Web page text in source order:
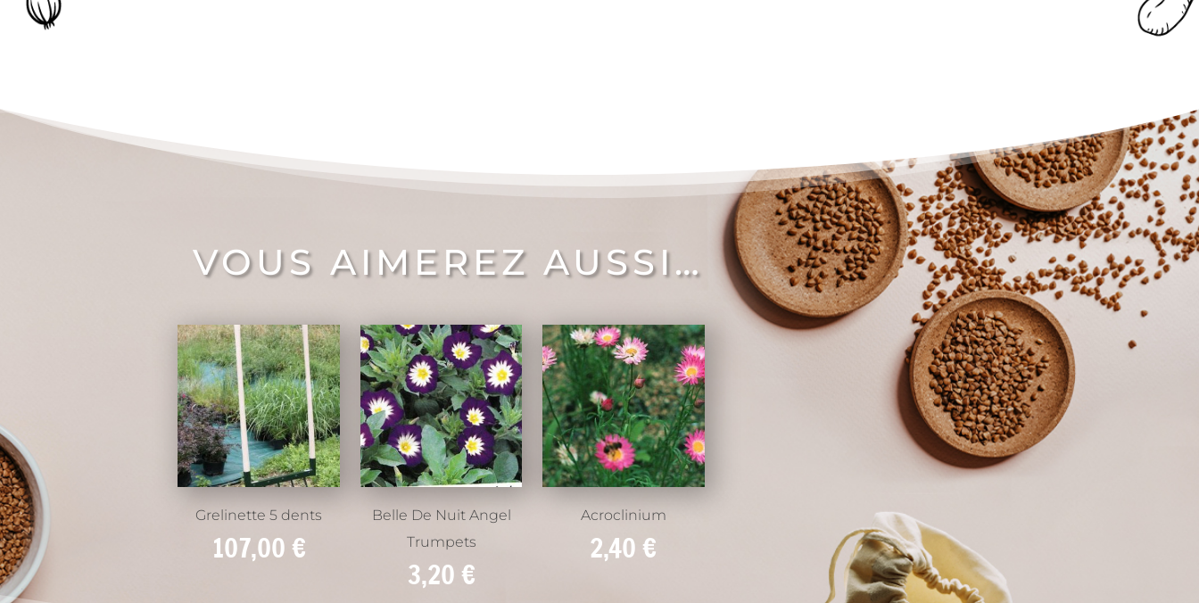
VOUS AIMEREZ AUSSI…
Grelinette 5 dents
107,00 €
Belle De Nuit Angel
Trumpets
3,20 €
Acroclinium
2,40 €